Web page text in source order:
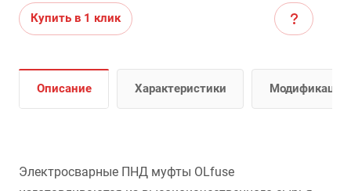
Купить в 1 клик
Описание Характеристики Модификации
Электросварные ПНД муфты OLfuse